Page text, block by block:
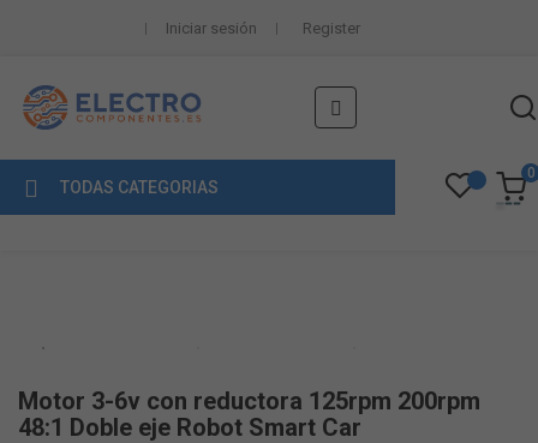
Iniciar sesión Register
Navegación
de
palanca
☰
TODAS CATEGORIAS
0
Motor 3-6v con reductora 125rpm 200rpm
48:1 Doble eje Robot Smart Car